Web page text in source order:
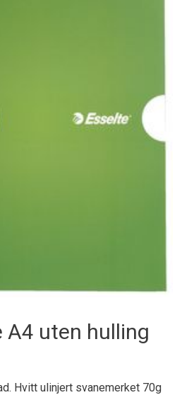
uten hulling
Hvitt ulinjert svanemerket 70g